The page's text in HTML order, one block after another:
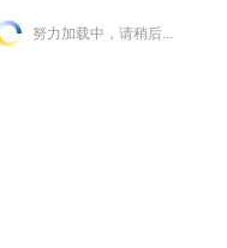
努力加载中，请稍后...